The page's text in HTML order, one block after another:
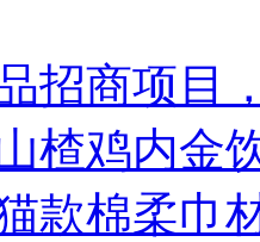
招商项目
楂鸡内金
款棉柔巾